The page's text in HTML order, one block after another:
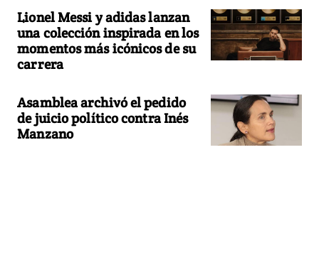
Lionel Messi y adidas lanzan
una colección inspirada en los
momentos más icónicos de su
carrera
Asamblea archivó el pedido
de juicio político contra Inés
Manzano